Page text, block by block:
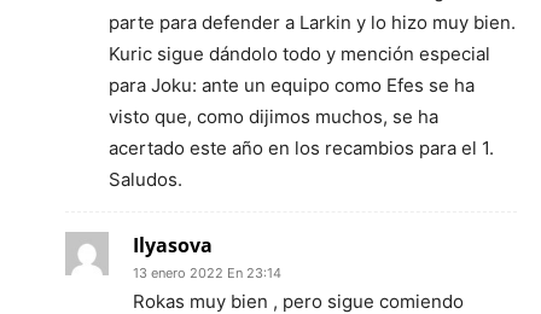
parte para defender a Larkin y lo hizo muy bien.
Kuric sigue dándolo todo y mención especial
para Joku: ante un equipo como Efes se ha
visto que, como dijimos muchos, se ha
acertado este año en los recambios para el 1.
Saludos.
Ilyasova
13 enero 2022 En 23:14
Rokas muy bien , pero sigue comiendo